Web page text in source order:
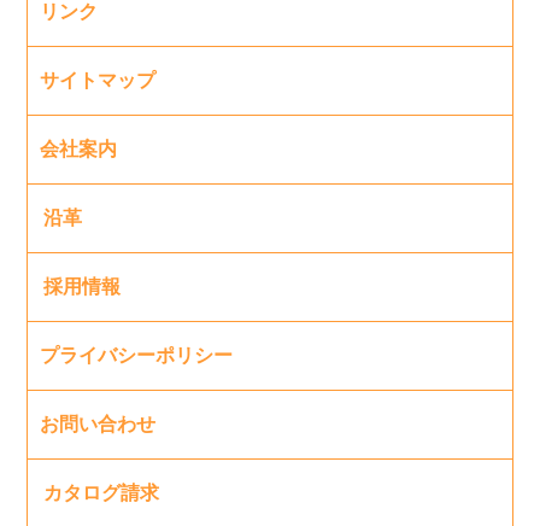
リンク
サイトマップ
会社案内
沿革
採用情報
プライバシーポリシー
お問い合わせ
カタログ請求